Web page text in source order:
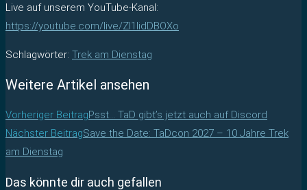
Live auf unserem YouTube-Kanal:
https://youtube.com/live/ZI1lidDBOXo
Schlagwörter: Trek am Dienstag
Weitere Artikel ansehen
Vorheriger BeitragPsst… TaD gibt’s jetzt auch auf Discord
Nächster BeitragSave the Date: TaDcon 2027 – 10 Jahre Trek
am Dienstag
Das könnte dir auch gefallen